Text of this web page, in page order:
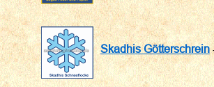
Skadhis Götterschrein